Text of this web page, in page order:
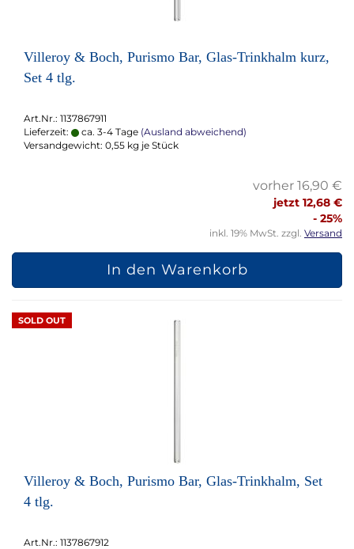
Villeroy & Boch, Purismo Bar, Glas-Trinkhalm kurz,
Set 4 tlg.
Art.Nr.: 1137867911
Lieferzeit:
ca. 3-4 Tage (Ausland abweichend)
Versandgewicht: 0,55 kg je Stück
vorher 16,90 €
jetzt 12,68 €
- 25%
inkl. 19% MwSt. zzgl. Versand
In den Warenkorb
SOLD OUT
Villeroy & Boch, Purismo Bar, Glas-Trinkhalm, Set
4 tlg.
Art.Nr.: 1137867912